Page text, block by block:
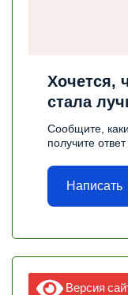
Хочется,
стала
Сообщите,
получите
Написать
Версия